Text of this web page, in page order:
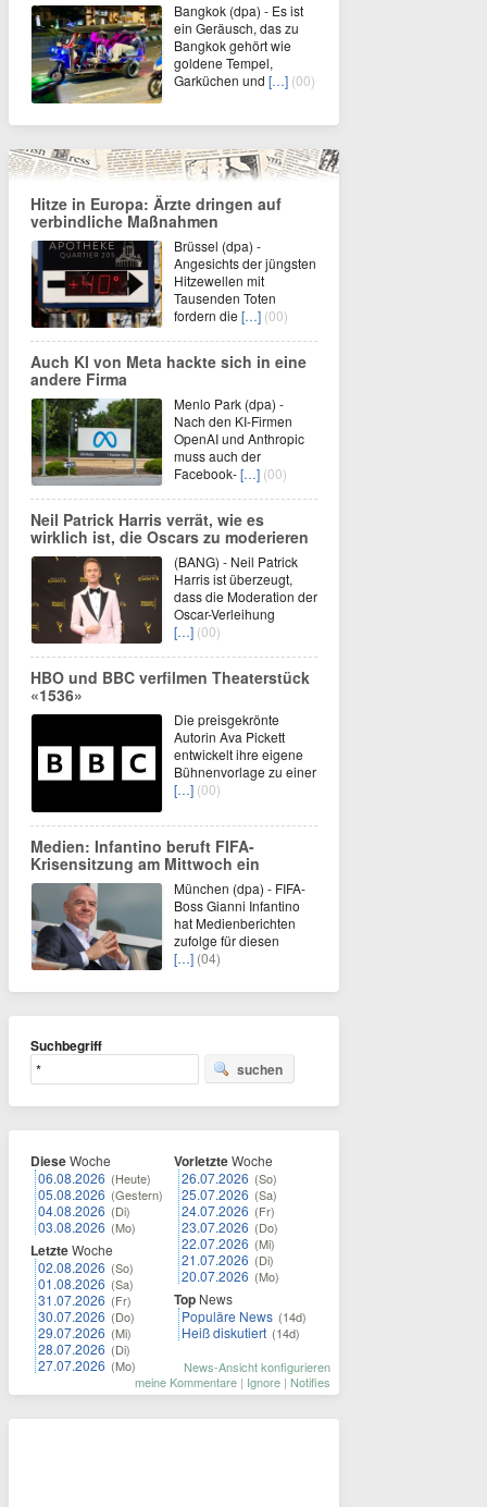
Bangkok (dpa) - Es ist
ein Geräusch, das zu
Bangkok gehört wie
goldene Tempel,
Garküchen und […] (00)
Hitze in Europa: Ärzte dringen auf
verbindliche Maßnahmen
Brüssel (dpa) -
Angesichts der jüngsten
Hitzewellen mit
Tausenden Toten
fordern die […] (00)
Auch KI von Meta hackte sich in eine
andere Firma
Menlo Park (dpa) -
Nach den KI-Firmen
OpenAI und Anthropic
muss auch der
Facebook-[…] (00)
Neil Patrick Harris verrät, wie es
wirklich ist, die Oscars zu moderieren
(BANG) - Neil Patrick
Harris ist überzeugt,
dass die Moderation der
Oscar-Verleihung
[…] (00)
HBO und BBC verfilmen Theaterstück
«1536»
Die preisgekrönte
Autorin Ava Pickett
entwickelt ihre eigene
Bühnenvorlage zu einer
[…] (00)
Medien: Infantino beruft FIFA-
Krisensitzung am Mittwoch ein
München (dpa) - FIFA-
Boss Gianni Infantino
hat Medienberichten
zufolge für diesen
[…] (04)
Suchbegriff
suchen
DieseWoche
06.08.2026 (Heute)
05.08.2026 (Gestern)
04.08.2026 (Di)
03.08.2026 (Mo)
LetzteWoche
02.08.2026 (So)
01.08.2026 (Sa)
31.07.2026 (Fr)
30.07.2026 (Do)
29.07.2026 (Mi)
28.07.2026 (Di)
27.07.2026 (Mo)
VorletzteWoche
26.07.2026 (So)
25.07.2026 (Sa)
24.07.2026 (Fr)
23.07.2026 (Do)
22.07.2026 (Mi)
21.07.2026 (Di)
20.07.2026 (Mo)
Top News
Populäre News (14d)
Heiß diskutiert (14d)
News-Ansicht konfigurieren
meine Kommentare | Ignore | Notifies